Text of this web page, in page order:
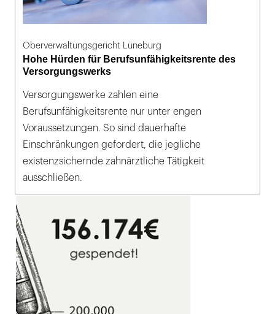
Oberverwaltungsgericht Lüneburg
Hohe Hürden für Berufsunfähigkeitsrente des
Versorgungswerks
Versorgungswerke zahlen eine
Berufsunfähigkeitsrente nur unter engen
Voraussetzungen. So sind dauerhafte
Einschränkungen gefordert, die jegliche
existenzsichernde zahnärztliche Tätigkeit
ausschließen.